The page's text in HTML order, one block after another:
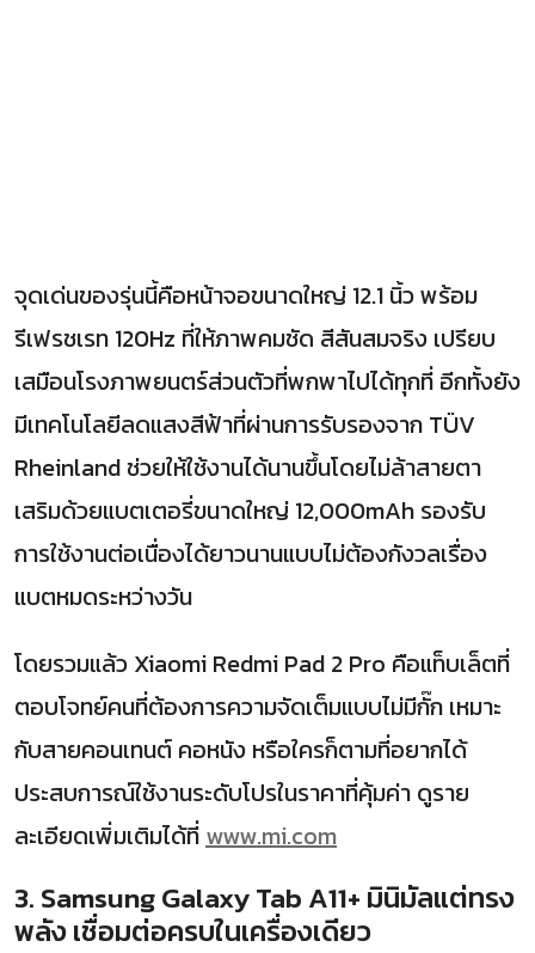
จุดเด่นของรุ่นนี้คือหน้าจอขนาดใหญ่ 12.1 นิ้ว พร้อม
รีเฟรชเรท 120Hz ที่ให้ภาพคมชัด สีสันสมจริง เปรียบ
เสมือนโรงภาพยนตร์ส่วนตัวที่พกพาไปได้ทุกที่ อีกทั้งยัง
มีเทคโนโลยีลดแสงสีฟ้าที่ผ่านการรับรองจาก TÜV
Rheinland ช่วยให้ใช้งานได้นานขึ้นโดยไม่ล้าสายตา
เสริมด้วยแบตเตอรี่ขนาดใหญ่ 12,000mAh รองรับ
การใช้งานต่อเนื่องได้ยาวนานแบบไม่ต้องกังวลเรื่อง
แบตหมดระหว่างวัน
โดยรวมแล้ว Xiaomi Redmi Pad 2 Pro คือแท็บเล็ตที่
ตอบโจทย์คนที่ต้องการความจัดเต็มแบบไม่มีกั๊ก เหมาะ
กับสายคอนเทนต์ คอหนัง หรือใครก็ตามที่อยากได้
ประสบการณ์ใช้งานระดับโปรในราคาที่คุ้มค่า ดูราย
ละเอียดเพิ่มเติมได้ที่ www.mi.com
3. Samsung Galaxy Tab A11+ มินิมัลแต่ทรง
พลัง เชื่อมต่อครบในเครื่องเดียว